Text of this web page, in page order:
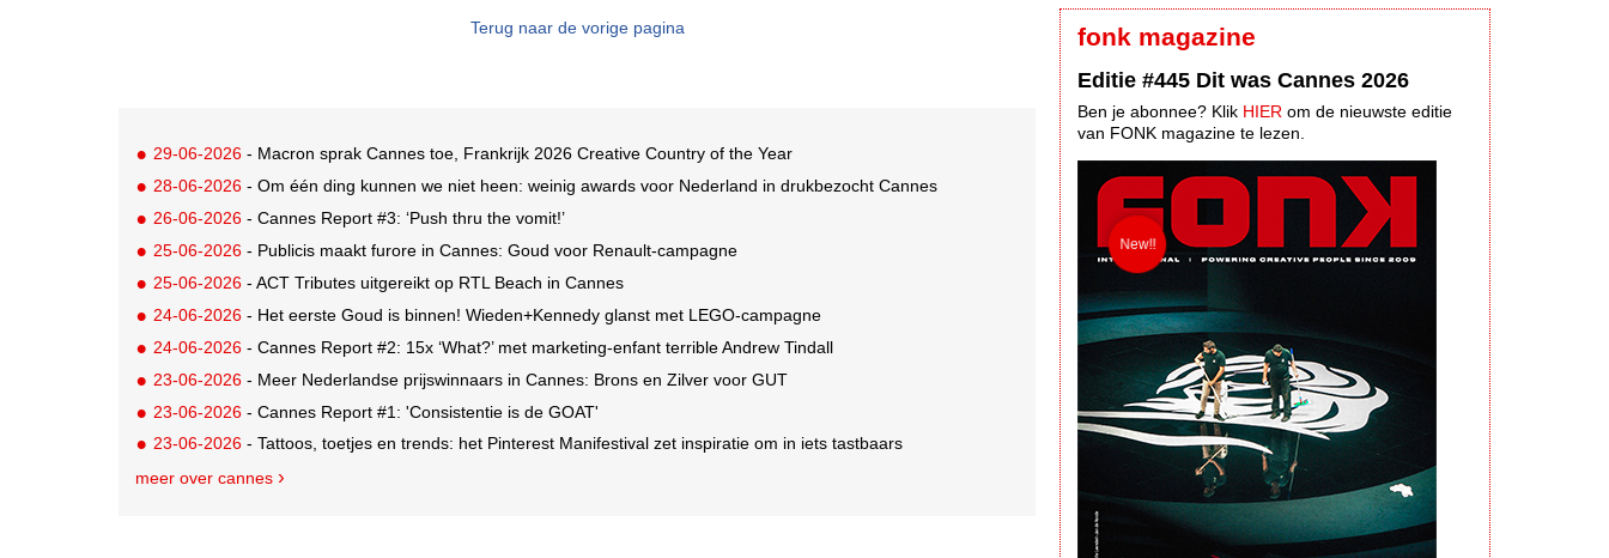
Terug naar de vorige pagina
29-06-2026 - Macron sprak Cannes toe, Frankrijk 2026 Creative Country of the Year
28-06-2026 - Om één ding kunnen we niet heen: weinig awards voor Nederland in drukbezocht Cannes
26-06-2026 - Cannes Report #3: ‘Push thru the vomit!’
25-06-2026 - Publicis maakt furore in Cannes: Goud voor Renault-campagne
25-06-2026 - ACT Tributes uitgereikt op RTL Beach in Cannes
24-06-2026 - Het eerste Goud is binnen! Wieden+Kennedy glanst met LEGO-campagne
24-06-2026 - Cannes Report #2: 15x ‘What?’ met marketing-enfant terrible Andrew Tindall
23-06-2026 - Meer Nederlandse prijswinnaars in Cannes: Brons en Zilver voor GUT
23-06-2026 - Cannes Report #1: 'Consistentie is de GOAT'
23-06-2026 - Tattoos, toetjes en trends: het Pinterest Manifestival zet inspiratie om in iets tastbaars
meer over cannes
fonk magazine
Editie #445 Dit was Cannes 2026
Ben je abonnee? Klik HIER om de nieuwste editie
van FONK magazine te lezen.